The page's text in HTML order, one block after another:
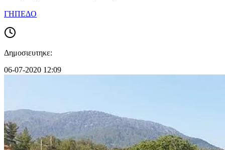
ΓΗΠΕΔΟ
Δημοσιευτηκε:
06-07-2020 12:09